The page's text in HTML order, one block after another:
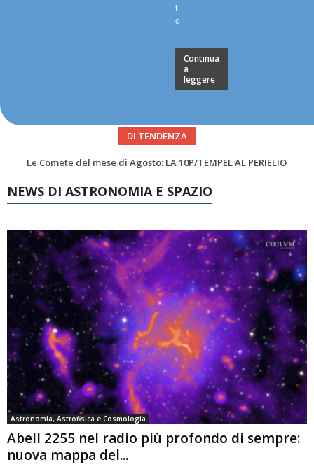
t
o
.
Continua
a
leggere
DI TENDENZA
Asteroidi del mese Agosto 2026
NEWS DI ASTRONOMIA E SPAZIO
Astronomia, Astrofisica e Cosmologia
Abell 2255 nel radio più profondo di sempre:
nuova mappa del...